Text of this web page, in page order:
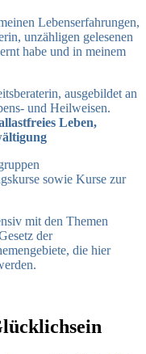
Lebenserfahrungen,
unzähligen gelesenen
habe und in meinem
ausgebildet an
und Heilweisen.
Leben,
sowie Kurse zur
mit den Themen
der
die hier